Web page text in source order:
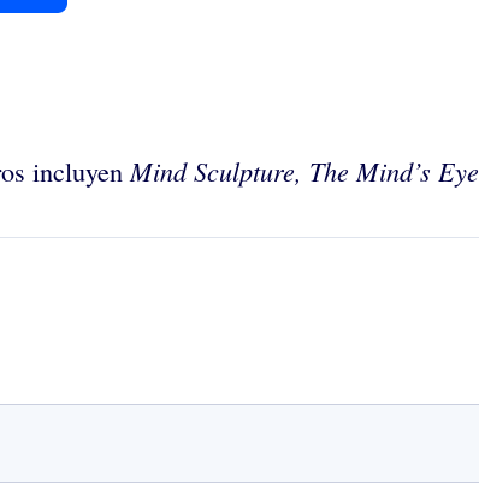
incluyen Mind Sculpture, The Mind’s Eye